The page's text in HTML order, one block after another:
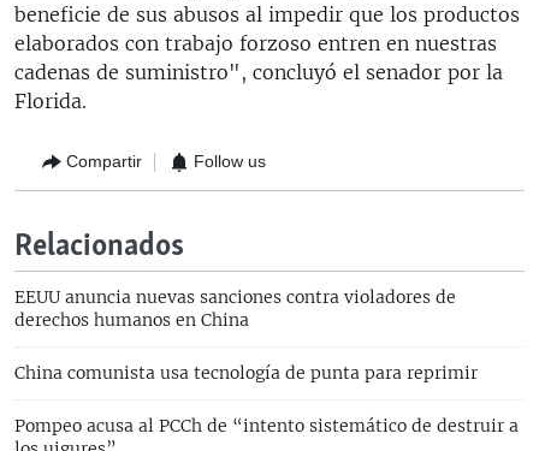
beneficie de sus abusos al impedir que los productos
elaborados con trabajo forzoso entren en nuestras
cadenas de suministro", concluyó el senador por la
Florida.
Compartir Follow us
Relacionados
EEUU anuncia nuevas sanciones contra violadores de
derechos humanos en China
China comunista usa tecnología de punta para reprimir
Pompeo acusa al PCCh de “intento sistemático de destruir a